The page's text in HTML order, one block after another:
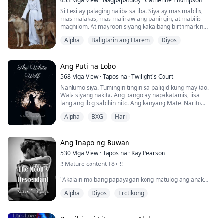
kanyang madrastang si Jane at ang kanyang stepsister
na si Anna. Ang tanging pag-asa sa kanyang...
Si Lexi ay palaging naiiba sa iba. Siya ay mas mabilis,
mas malakas, mas malinaw ang paningin, at mabilis
maghilom. At mayroon siyang kakaibang birthmark na
na siya ay espesyal. Hanggang sa malapit na siyang
siyang alam tungkol sa supernatural na mu...
Alpha Baligtarin ang Harem Diyos
Ang Puti na Lobo
568 Mga View·Tapos na ·Twilight's Court
Nanlumo siya. Tumingin-tingin sa paligid kung may tao.
Wala siyang nakita. Ang bango ay napakatamis, iisa
lang ang ibig sabihin nito. Ang kanyang Mate. Narito
Kwarto ng Hari. Doon niya narinig ito. Isang tunog na
nagpatigil sa kanyang tiyan at nagdulot ng sakit sa
kanyang dibdib. Ungol mul...
Alpha BXG Hari
Ang Inapo ng Buwan
530 Mga View·Tapos na · Kay Pearson
!! Mature content 18+ !!
"Akalain mo bang papayagan kong matulog ang anak
ako sa tadyang, dahilan para mapalipad ako pabalik sa
Alpha Diyos Erotikong